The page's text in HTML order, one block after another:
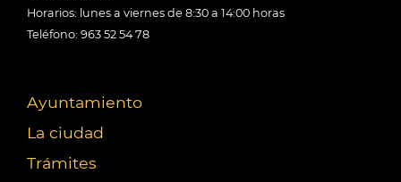
Horarios: lunes a viernes de 8:30 a 14:00 horas
Teléfono: 963 52 54 78
Ayuntamiento
La ciudad
Trámites